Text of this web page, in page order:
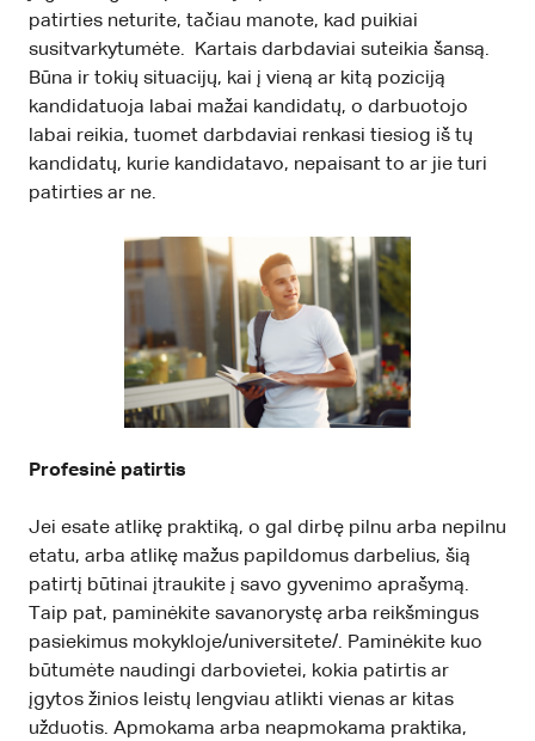
patirties neturite, tačiau manote, kad puikiai
susitvarkytumėte. Kartais darbdaviai suteikia šansą.
Būna ir tokių situacijų, kai į vieną ar kitą poziciją
kandidatuoja labai mažai kandidatų, o darbuotojo
labai reikia, tuomet darbdaviai renkasi tiesiog iš tų
kandidatų, kurie kandidatavo, nepaisant to ar jie turi
patirties ar ne.
Profesinė patirtis
Jei esate atlikę praktiką, o gal dirbę pilnu arba nepilnu
etatu, arba atlikę mažus papildomus darbelius, šią
patirtį būtinai įtraukite į savo gyvenimo aprašymą.
Taip pat, paminėkite savanorystę arba reikšmingus
pasiekimus mokykloje/universitete/. Paminėkite kuo
būtumėte naudingi darbovietei, kokia patirtis ar
įgytos žinios leistų lengviau atlikti vienas ar kitas
užduotis. Apmokama arba neapmokama praktika,